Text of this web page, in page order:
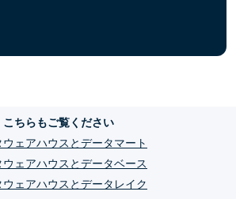
こちらもご覧ください
ウェアハウスとデータマート
ウェアハウスとデータベース
ウェアハウスとデータレイク